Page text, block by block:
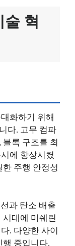
혁
화하기 위해
다. 고무 컴파
록 구조를 최
에 향상시켰
주행 안정성
과 탄소 배출
대에 미쉐린
. 다양한 사이
행 중입니다.